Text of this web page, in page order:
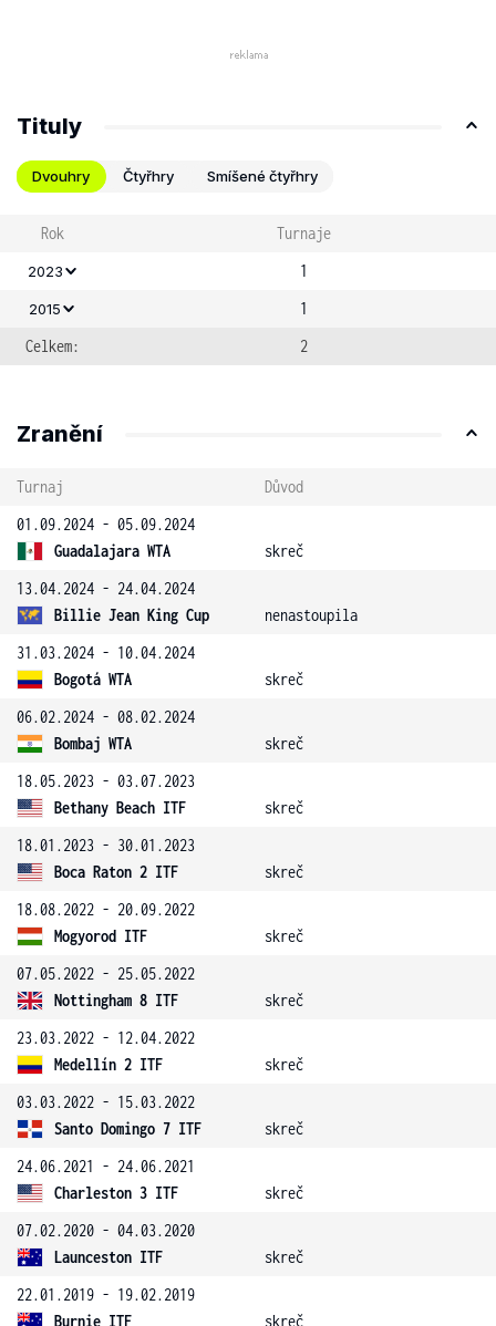
Tituly
Dvouhry Čtyřhry Smíšené čtyřhry
Rok Turnaje
2023 1
2015
1
Celkem:
2
Zranění
Turnaj
Důvod
01.09.2024 - 05.09.2024
Guadalajara WTA
skreč
13.04.2024 - 24.04.2024
Billie Jean King Cup
nenastoupila
31.03.2024 - 10.04.2024
Bogotá WTA
skreč
06.02.2024 - 08.02.2024
Bombaj WTA
skreč
18.05.2023 - 03.07.2023
Bethany Beach ITF
skreč
18.01.2023 - 30.01.2023
Boca Raton 2 ITF
skreč
18.08.2022 - 20.09.2022
Mogyorod ITF
skreč
07.05.2022 - 25.05.2022
Nottingham 8 ITF
skreč
23.03.2022 - 12.04.2022
Medellín 2 ITF
skreč
03.03.2022 - 15.03.2022
Santo Domingo 7 ITF
skreč
24.06.2021 - 24.06.2021
Charleston 3 ITF
skreč
07.02.2020 - 04.03.2020
Launceston ITF
skreč
22.01.2019 - 19.02.2019
Burnie ITF
skreč